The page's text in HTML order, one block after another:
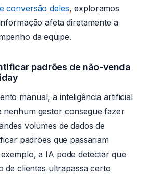
conversão deles, exploramos
afeta diretamente a
da equipe.
padrões de não-venda
manual, a inteligência artificial
nenhum gestor consegue fazer
volumes de dados de
padrões que passariam
a IA pode detectar que
de clientes ultrapassa certo